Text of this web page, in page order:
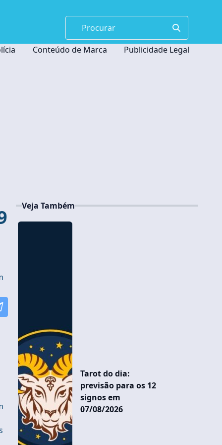
Conteúdo de Marca Publicidade Legal
Veja Também
Tarot do dia:
previsão para os 12
signos em
07/08/2026